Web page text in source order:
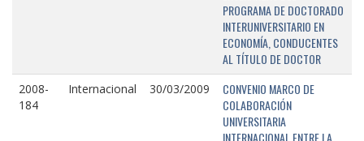
PROGRAMA DE DOCTORADO
INTERUNIVERSITARIO EN
ECONOMÍA, CONDUCENTES
AL TÍTULO DE DOCTOR
2008-
184
Internacional 30/03/2009
CONVENIO MARCO DE
COLABORACIÓN
UNIVERSITARIA
INTERNACIONAL ENTRE LA